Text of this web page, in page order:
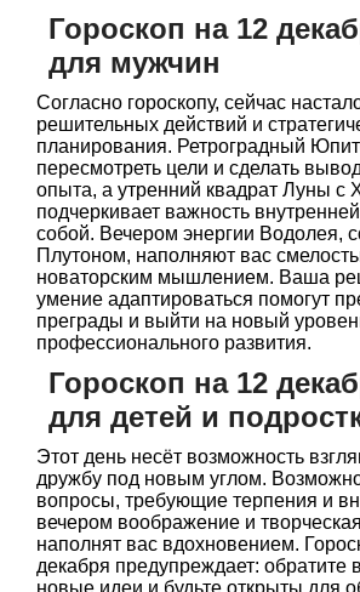
Гороскоп на 12
для мужчин
Согласно гороскопу, сейчас
решительных действий и
планирования. Ретроградный
пересмотреть цели и сделать
опыта, а утренний квадрат Луны с
подчеркивает важность
собой. Вечером энергии Водолея,
Плутоном, наполняют вас
новаторским мышлением. Ваша
умение адаптироваться помогут
преграды и выйти на новый
профессионального развития.
Гороскоп на 12
для детей и
Этот день несёт возможность
дружбу под новым углом.
вопросы, требующие терпения и
вечером воображение и
наполнят вас вдохновением.
декабря предупреждает: обратите
новые идеи и будьте открыты для